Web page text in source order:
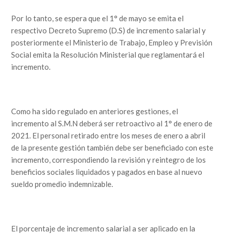
Por lo tanto, se espera que el 1° de mayo se emita el
respectivo Decreto Supremo (D.S) de incremento salarial y
posteriormente el Ministerio de Trabajo, Empleo y Previsión
Social emita la Resolución Ministerial que reglamentará el
incremento.
Como ha sido regulado en anteriores gestiones, el
incremento al S.M.N deberá ser retroactivo al 1° de enero de
2021. El personal retirado entre los meses de enero a abril
de la presente gestión también debe ser beneficiado con este
incremento, correspondiendo la revisión y reintegro de los
beneficios sociales liquidados y pagados en base al nuevo
sueldo promedio indemnizable.
El porcentaje de incremento salarial a ser aplicado en la